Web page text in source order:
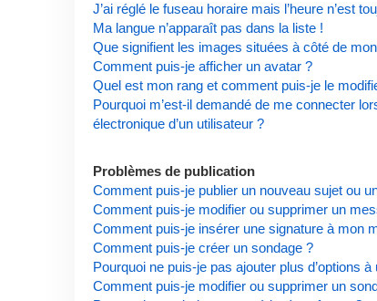
J’ai réglé le fuseau horaire mais l’heure n’est
Ma langue n’apparaît pas dans la liste !
Que signifient les images situées à côté de
Comment puis-je afficher un avatar ?
Quel est mon rang et comment puis-je le
Pourquoi m’est-il demandé de me connecter
électronique d’un utilisateur ?
Problèmes de publication
Comment puis-je publier un nouveau sujet ou
Comment puis-je modifier ou supprimer un
Comment puis-je insérer une signature à mon
Comment puis-je créer un sondage ?
Pourquoi ne puis-je pas ajouter plus d’options à
Comment puis-je modifier ou supprimer un